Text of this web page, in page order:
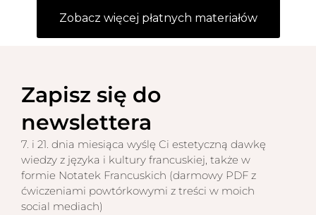
Zobacz więcej płatnych materiałów
Zapisz się do
newslettera
7. i 21. dnia miesiąca wyślę Ci estetyczną dawkę
wiedzy z języka i kultury francuskiej, także w
formie Notatek Francuskich (darmowy PDF z
ćwiczeniami powtórkowymi z treści w moich
social mediach)